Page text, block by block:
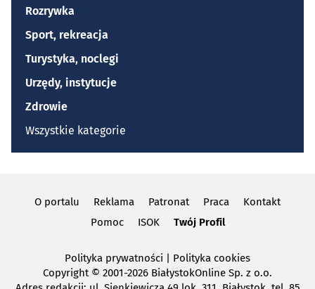
Rozrywka
Sport, rekreacja
Turystyka, noclegi
Urzędy, instytucje
Zdrowie
Wszystkie kategorie
O portalu Reklama Patronat Praca
Kontakt
Pomoc
ISOK Twój Profil
Polityka prywatności | Polityka cookies
Copyright© 2001-2026 BiałystokOnline Sp. z o.o.